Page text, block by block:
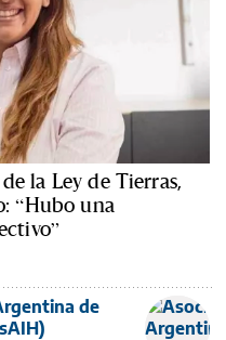
la Ley de Tierras,
“Hubo una
de